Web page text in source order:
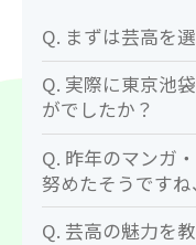
Q. まずは芸高を
Q. 実際に東京池
がでしたか？
Q. 昨年のマンガ
努めたそうです
Q. 芸高の魅力を